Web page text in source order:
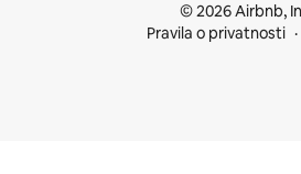
© 2026 Airbnb,
Pravila o privatnosti